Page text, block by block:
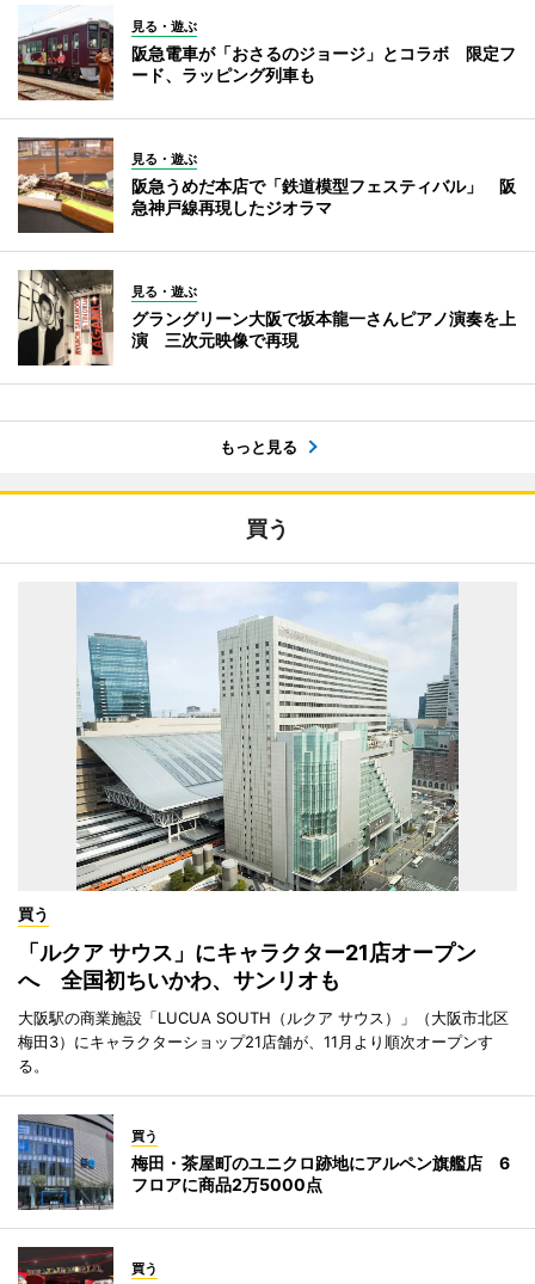
見る・遊ぶ
阪急電車が「おさるのジョージ」とコラボ 限定フ
ード、ラッピング列車も
見る・遊ぶ
阪急うめだ本店で「鉄道模型フェスティバル」 阪
急神戸線再現したジオラマ
見る・遊ぶ
グラングリーン大阪で坂本龍一さんピアノ演奏を上
演 三次元映像で再現
もっと見る
買う
買う
「ルクア サウス」にキャラクター21店オープン
へ 全国初ちいかわ、サンリオも
大阪駅の商業施設「LUCUA SOUTH（ルクア サウス）」（大阪市北区
梅田3）にキャラクターショップ21店舗が、11月より順次オープンす
る。
買う
梅田・茶屋町のユニクロ跡地にアルペン旗艦店 6
フロアに商品2万5000点
買う